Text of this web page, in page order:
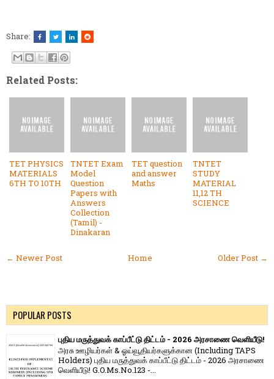
Share:
Related Posts:
TET PHYSICS
MATERIALS
6TH TO 10TH
TNTET Exam
Model
Question
Papers with
Answers
Collection
(Tamil) -
Dinakaran
TET question
and answer
Maths
TNTET
STUDY
MATERIAL
11,12 TH
SCIENCE
← Newer Post Older Post →
Home
POPULAR POSTS
புதிய மருத்துவக் காப்பீட்டு திட்டம் - 2026 அரசாணை வெளியீடு!
அரசு ஊழியர்கள் & ஓய்வூதியர்களுக்கான (Including TAPS
Holders) புதிய மருத்துவக் காப்பீட்டு திட்டம் - 2026 அரசாணை
வெளியீடு! G.O.Ms.No.123 -...